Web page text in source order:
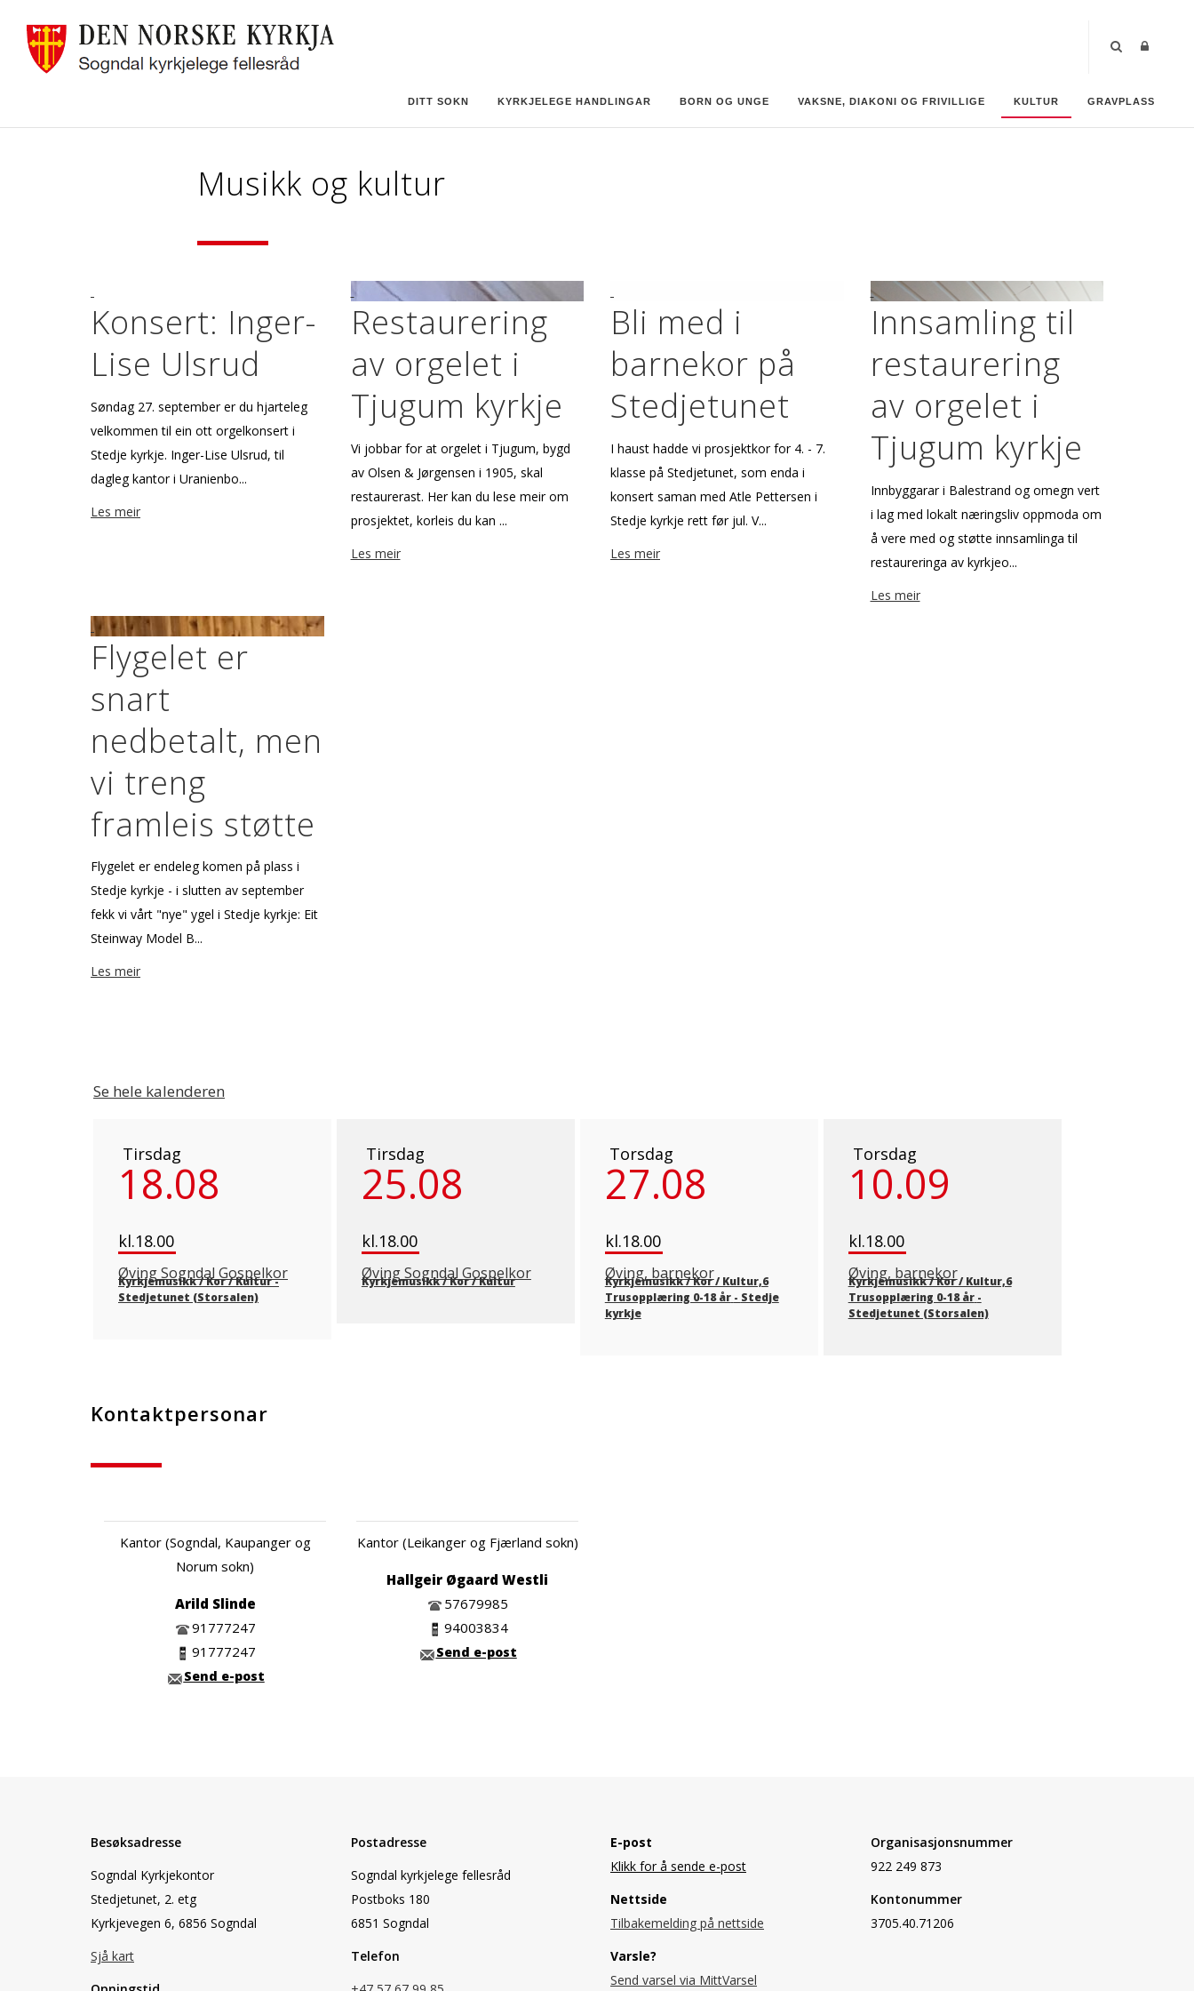
DITT SOKN KYRKJELEGE HANDLINGAR BORN OG UNGE VAKSNE, DIAKONI OG FRIVILLIGE KULTUR GRAVPLASS
Musikk og kultur
Konsert: Inger-
Lise Ulsrud
Søndag 27. september er du hjarteleg
velkommen til ein flott orgelkonsert i
Stedje kyrkje. Inger-Lise Ulsrud, til
dagleg kantor i Uranienbo...
Les meir
Restaurering
av orgelet i
Tjugum kyrkje
Vi jobbar for at orgelet i Tjugum, bygd
av Olsen & Jørgensen i 1905, skal
restaurerast. Her kan du lese meir om
prosjektet, korleis du kan ...
Les meir
Bli med i
barnekor på
Stedjetunet
I haust hadde vi prosjektkor for 4. - 7.
klasse på Stedjetunet, som enda i
konsert saman med Atle Pettersen i
Stedje kyrkje rett før jul. V...
Les meir
Innsamling til
restaurering
av orgelet i
Tjugum kyrkje
Innbyggarar i Balestrand og omegn vert
i lag med lokalt næringsliv oppmoda om
å vere med og støtte innsamlinga til
restaureringa av kyrkjeo...
Les meir
Flygelet er
snart
nedbetalt, men
vi treng
framleis støtte
Flygelet er endeleg komen på plass i
Stedje kyrkje - i slutten av september
fekk vi vårt "nye" flygel i Stedje kyrkje: Eit
Steinway Model B...
Les meir
Se hele kalenderen
Tirsdag
18.08
kl.18.00
Øving Sogndal Gospelkor
Kyrkjemusikk / Kor / Kultur-
Stedjetunet (Storsalen)
Tirsdag
25.08
kl.18.00
Øving Sogndal Gospelkor
Kyrkjemusikk / Kor / Kultur
Torsdag
27.08
kl.18.00
Øving, barnekor
Kyrkjemusikk / Kor / Kultur,6
Trusopplæring 0-18 år - Stedje
kyrkje
Torsdag
10.09
kl.18.00
Øving, barnekor
Kyrkjemusikk / Kor / Kultur,6
Trusopplæring 0-18 år -
Stedjetunet (Storsalen)
Kontaktpersonar
Kantor (Sogndal, Kaupanger og
Norum sokn)
Arild Slinde
91777247
91777247
Send e-post
Kantor (Leikanger og Fjærland sokn)
Hallgeir Øgaard Westli
57679985
94003834
Send e-post
Besøksadresse
Sogndal Kyrkjekontor
Stedjetunet, 2. etg
Kyrkjevegen 6, 6856 Sogndal
Sjå kart
Postadresse
Sogndal kyrkjelege fellesråd
Postboks 180
6851 Sogndal
Telefon
E-post
Klikk for å sende e-post
Nettside
Tilbakemelding på nettside
Varsle?
Send varsel via MittVarsel
Organisasjonsnummer
922 249 873
Kontonummer
3705.40.71206